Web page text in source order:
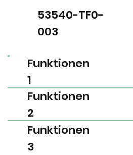
Funktionen
1
Funktionen
2
Funktionen
3
53540-TF0-
003